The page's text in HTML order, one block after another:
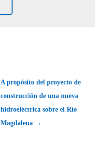
A propósito del proyecto de
construcción de una nueva
hidroeléctrica sobre el Río
Magdalena →